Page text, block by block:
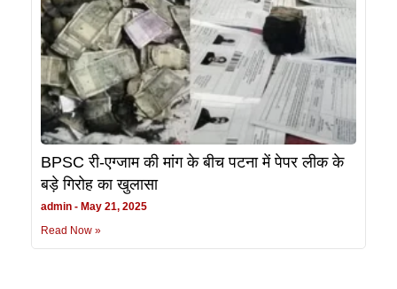
BPSC री-एग्जाम की मांग के बीच पटना में पेपर लीक के
बड़े गिरोह का खुलासा
admin
May 21, 2025
Read Now »